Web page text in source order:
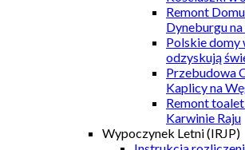
Remont
Dyneburgu
Polskie domy
odzyskują
Przebudowa
Kaplicy na
Remont
Karwinie Raju
Wypoczynek Letni (IRJP)